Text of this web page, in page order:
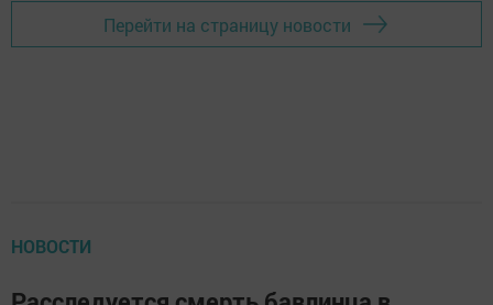
Перейти на страницу новости
НОВОСТИ